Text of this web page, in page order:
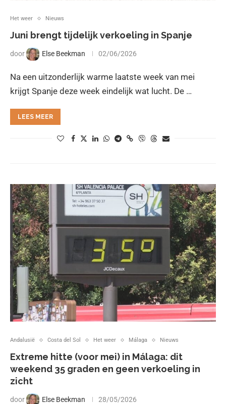
Het weer Nieuws
Juni brengt tijdelijk verkoeling in Spanje
door Else Beekman 02/06/2026
Na een uitzonderlijk warme laatste week van mei
krijgt Spanje deze week eindelijk wat lucht. De …
LEES MEER
Andalusië Costa del Sol Het weer Málaga Nieuws
Extreme hitte (voor mei) in Málaga: dit
weekend 35 graden en geen verkoeling in
zicht
door Else Beekman 28/05/2026